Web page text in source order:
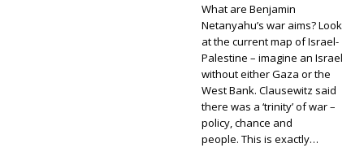
What are Benjamin
Netanyahu’s war aims? Look
at the current map of Israel-
Palestine – imagine an Israel
without either Gaza or the
West Bank. Clausewitz said
there was a ‘trinity’ of war –
policy, chance and
people. This is exactly…